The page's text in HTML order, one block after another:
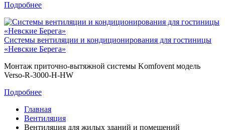
Подробнее
Cистемы вентиляции и кондиционирования для гостиницы
«Невские Берега»
Монтаж приточно-вытяжной системы Komfovent модель
Verso-R-3000-H-HW
Подробнее
Главная
Вентиляция
Вентиляция для жилых зданий и помещений